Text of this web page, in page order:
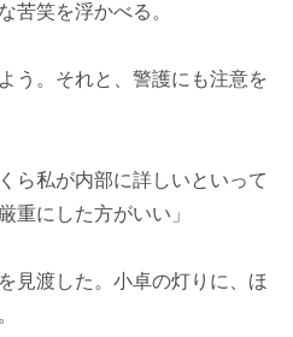
苦笑を浮かべる。
う。それと、警護にも注意を
ら私が内部に詳しいといって
重にした方がいい」
見渡した。小卓の灯りに、ほ